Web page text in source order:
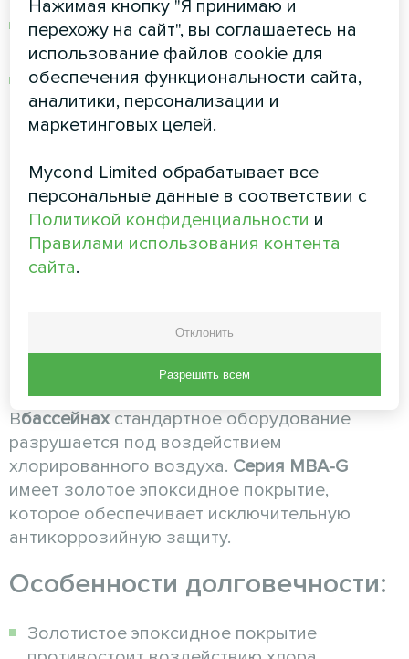
Нет необходимости в дорогостоящих
звукопоглощающих установках
работа в режиме 24/7, не беспокоя
жильцов
скорости автоматически регулирует
производительность в зависимости от
фактического уровнявлажности,
предотвращая потери энергии при
избыточном
Способ 4: Коррозионная
стойкость военного класса
Вбассейнахстандартное оборудование
разрушается под воздействием
хлорированного воздуха. Серия MBA-G
имеет золотое эпоксидное покрытие,
которое обеспечивает исключительную
антикоррозийную защиту.
Особенности долговечности:
Золотистое эпоксидное покрытие
Нажимая кнопку "Я принимаю и
перехожу на сайт", вы соглашаетесь на
использование файлов cookie для
обеспечения функциональности сайта,
аналитики, персонализации и
маркетинговых целей.
Mycond Limited обрабатывает все
персональные данные в соответствии с
Политикой конфиденциальности и
Правилами использования контента
сайта.
Отклонить
Разрешить всем